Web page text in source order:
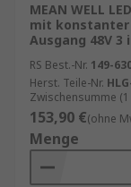
Konstantstrom-
konstanten
elektronischen
jedoch
MEAN WELL
mit konstanter
Ausgang 48V 3
RS Best.-Nr. 149-
Herst. Teile-Nr.
Zwischensumme (1
153,90 €(ohne
Menge